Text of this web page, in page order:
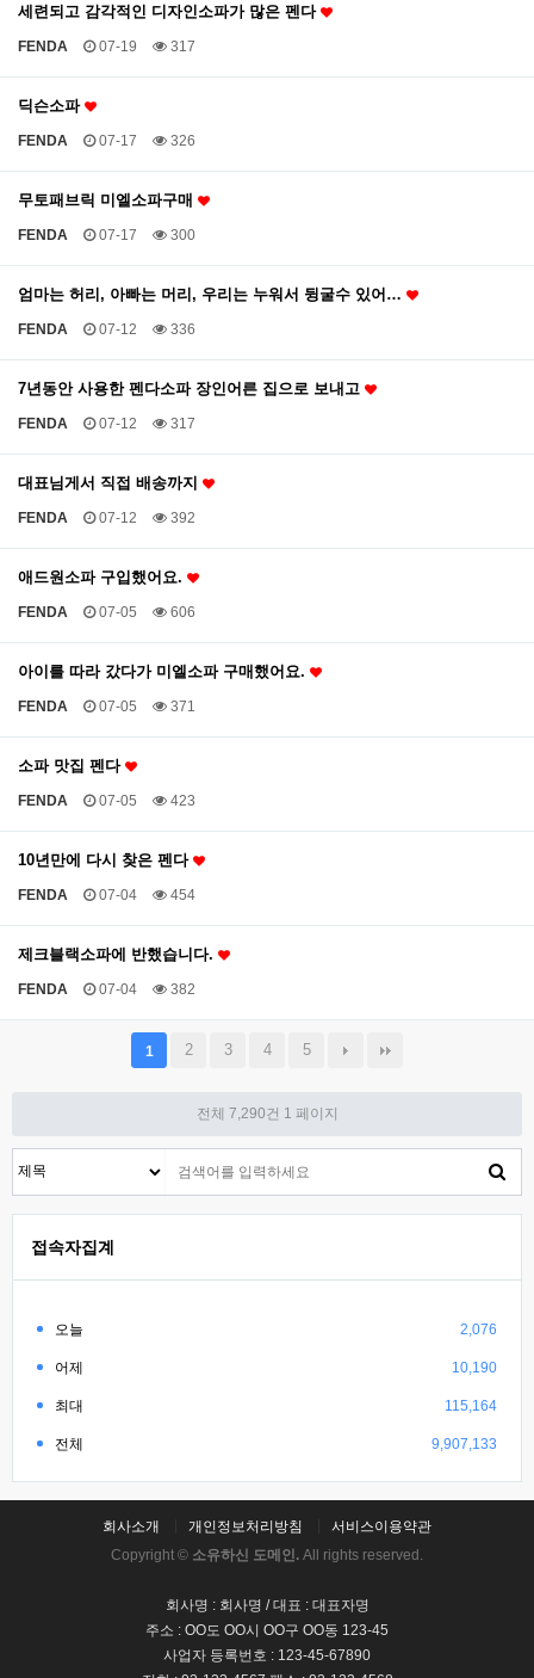
세련되고 감각적인 디자인소파가 많은 펜다
FENDA 07-19 317
딕슨소파
FENDA 07-17 326
무토패브릭 미엘소파구매
FENDA 07-17 300
엄마는 허리, 아빠는 머리, 우리는 누워서 뒹굴수 있어…
FENDA 07-12 336
7년동안 사용한 펜다소파 장인어른 집으로 보내고
FENDA 07-12 317
대표님게서 직접 배송까지
FENDA 07-12 392
애드원소파 구입했어요.
FENDA 07-05 606
아이를 따라 갔다가 미엘소파 구매했어요.
FENDA 07-05 371
소파 맛집 펜다
FENDA 07-05 423
10년만에 다시 찾은 펜다
FENDA 07-04 454
제크블랙소파에 반했습니다.
FENDA 07-04 382
1 2 3 4 5
전체 7,290건 1 페이지
접속자집계
오늘 2,076
어제 10,190
최대 115,164
전체 9,907,133
회사소개 개인정보처리방침
서비스이용약관
Copyright © 소유하신 도메인. All rights reserved.
회사명 : 회사명 / 대표 : 대표자명
주소 : OO도 OO시 OO구 OO동 123-45
사업자 등록번호 : 123-45-67890